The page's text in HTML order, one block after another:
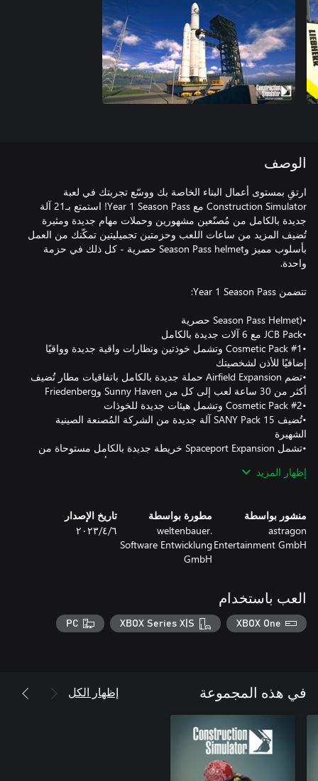
الوصف
ارتقِ بمستوى أعمال البناء الخاصة بك ووسّع تجربتك في لعبة
Construction Simulator مع Year 1 Season Pass! استمتع بـ21 آلة
جديدة بالكامل من مُصنّعين مشهورين وحملات مهام جديدة ومثيرة
تُضيف المزيد من ساعات اللعب وحزمتين تجميليتين تمكّنك من العمل
بأسلوب مميز وSeason Pass helmet حصرية - كل ذلك في حزمة
•Cosmetic Pack #1 وتشمل خوذتين ونظارات واقية جديدة وواقيًا
•تضم Airfield Expansion حملة جديدة بالكامل باتفاقيات مطار تُضيف
•تُضيف SANY Pack 15 آلة جديدة من الشركة المُصنعة الصينية
•تشمل Spaceport Expansion خريطة جديدة بالكامل مستوحاة من
لعب
إظهار المزيد
منشور بواسطة
astragon
Entertainment GmbH
مطورة بواسطة
weltenbauer.
Software Entwicklung
GmbH
تاريخ الإصدار
٦‏/٤‏/٢٠٢٣
العب باستخدام
XBOX One
XBOX Series X|S
PC
في هذه المجموعة إظهار الكل